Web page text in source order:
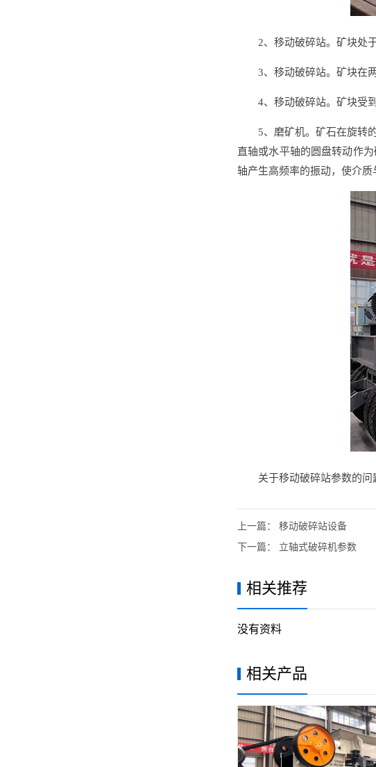
2、移动破碎站。矿块处
3、移动破碎站。矿块在
4、移动破碎站。矿块受
5、磨矿机。矿石在旋转
直轴或水平轴的圆盘转动作
轴产生高频率的振动，使介质
关于移动破碎站参数的
上一篇： 移动破碎站设备
下一篇： 立轴式破碎机参数
相关推荐
没有资料
相关产品